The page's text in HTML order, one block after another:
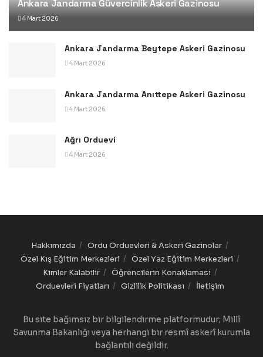
Ankara Jandarma Güvercinlik Askeri Gazinosu
4 Mart 2026
Ankara Jandarma Beytepe Askeri Gazinosu
4 Mart 2026
Ankara Jandarma Anıttepe Askeri Gazinosu
4 Mart 2026
Ağrı Orduevi
4 Mart 2026
Hakkımızda
Ordu Orduevleri & Askeri Gazinolar
Özel Kış Eğitim Merkezleri
Özel Yaz Eğitim Merkezleri
Kimler Kalabilir
Öğrencilerin Konaklaması
Orduevleri Fiyatları
Gizlilik Politikası İletişim
Bu site bağımsız bir bilgilendirme platformudur; Millî
Savunma Bakanlığı veya herhangi bir resmî askerî kurumla
bağlantılı değildir.